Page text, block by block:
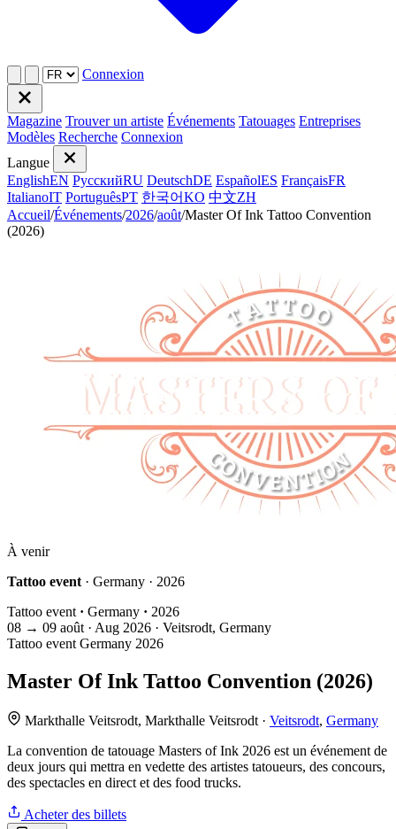
Connexion
Magazine Trouver un artiste Événements Tatouages Entreprises
Modèles Recherche Connexion
Langue
EnglishEN РусскийRU DeutschDE EspañolES FrançaisFR
ItalianoIT PortuguêsPT 한국어KO 中文ZH
Accueil/Événements/2026/août/Master Of Ink Tattoo Convention
(2026)
À venir
Tattoo event · Germany · 2026
Tattoo event · Germany · 2026
08 → 09 août · Aug 2026 · Veitsrodt, Germany
Tattoo event Germany 2026
Master Of Ink Tattoo Convention (2026)
Markthalle Veitsrodt, Markthalle Veitsrodt · Veitsrodt, Germany
La convention de tatouage Masters of Ink 2026 est un événement de
deux jours qui mettra en vedette des artistes tatoueurs, des concours,
des spectacles en direct et des food trucks.
Acheter des billets